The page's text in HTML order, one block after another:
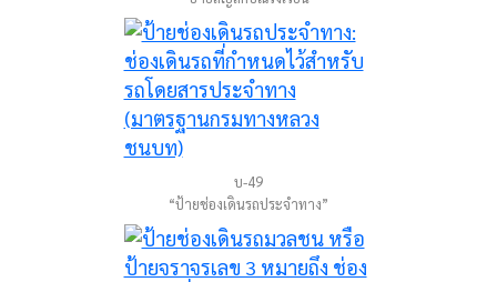
บ-49
“ป้ายช่องเดินรถประจำทาง”